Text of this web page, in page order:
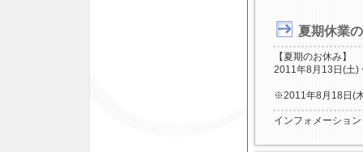
夏期休業
【夏期のお休み】
2011年8月13日(土)
※2011年8月18日(
インフォメーション